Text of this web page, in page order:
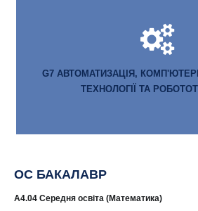
G7 АВТОМАТИЗАЦІЯ,
ТЕХНОЛОГІЇ ТА
ОС БАКАЛАВР
A4.04 Середня освіта (Математика)